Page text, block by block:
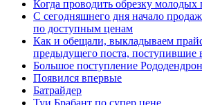
Когда проводить обрезку молодых
С сегодняшнего дня начало
по доступным ценам
Как и обещали, выкладываем
предыдущего поста, поступившие
Большое поступление
Появился впервые
Батрайдер
Туи Брабант по супер цене